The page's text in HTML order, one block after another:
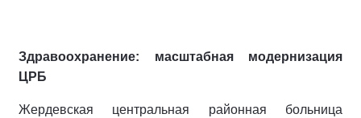
Здравоохранение: масштабная модернизация
ЦРБ
Жердевская центральная районная больница